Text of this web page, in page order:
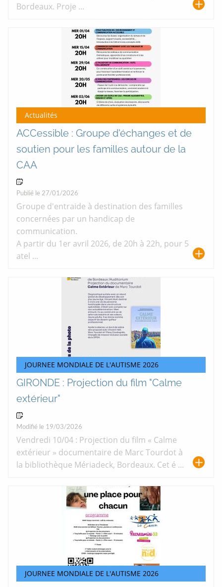
Bordeaux. Proje ...
Actualités
ACCessible : Groupe d'échanges et de
soutien pour les familles autour de la
CAA
Publié le 27/01/2026
Groupe d'entraide à destination des familles
concernées par un handicap de
communication.
A partir du 1er avril 2026, de 20h à 22h, pour 5
atel ...
JOURNEE MONDIALE DE L'AUTISME 2026
GIRONDE : Projection du film "Calme
extérieur"
Modifié le 19/03/2026
Vendredi 10/04 : Projection du film « Calme
extérieur » documentaire de Marc Tourdot à
la bibliothèque Mériadeck, Bordeaux. Cet é ...
JOURNEE MONDIALE DE L'AUTISME 2026